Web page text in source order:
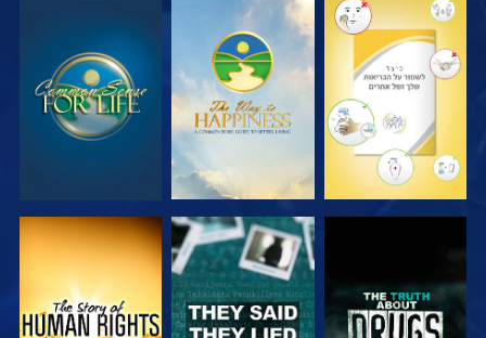
צפה צפה צפה
צפה צפה